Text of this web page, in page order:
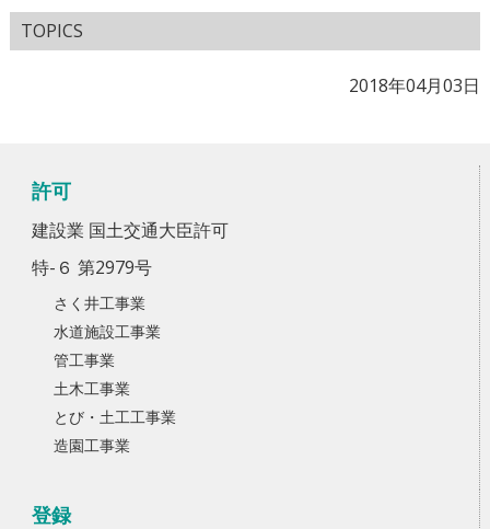
TOPICS
2018年04月03日
許可
建設業 国土交通大臣許可
特-６ 第2979号
さく井工事業
水道施設工事業
管工事業
土木工事業
とび・土工工事業
造園工事業
登録